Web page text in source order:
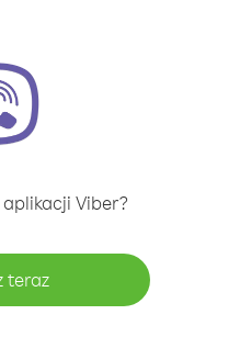
Viber?
teraz